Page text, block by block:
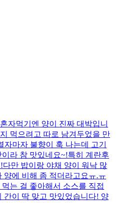
자먹기엔 양이 진짜 대박입니
먹으려고 따로 남겨두었을 만
마자 불향이 훅 나는데 고기
라 참 맛있네요~!특히 계란후
다만 밥이랑 야채 양이 워낙 많
양에 비해 좀 적더라고요ㅠ.ㅠ
는 걸 좋아해서 소스를 직접
간이 딱 맞고 맛있었습니다! 양